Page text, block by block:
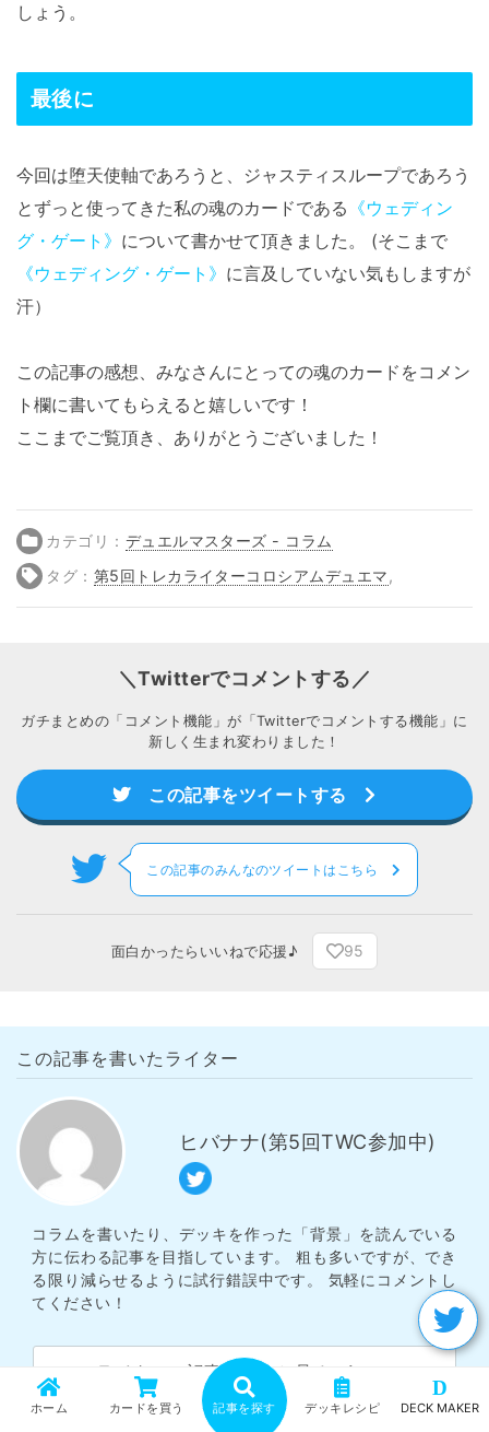
しょう。
最後に
今回は堕天使軸であろうと、ジャスティスループであろう
とずっと使ってきた私の魂のカードである 《ウェディン
グ・ゲート》 について書かせて頂きました。 (そこまで
《ウェディング・ゲート》 に言及していない気もしますが
汗）
この記事の感想、みなさんにとっての魂のカードをコメン
ト欄に書いてもらえると嬉しいです！
ここまでご覧頂き、ありがとうございました！
カテゴリ： デュエルマスターズ - コラム
タグ： 第5回トレカライターコロシアムデュエマ ,
＼Twitterでコメントする／
ガチまとめの「コメント機能」が「Twitterでコメントする機能」に
新しく生まれ変わりました！
この記事をツイートする
この記事のみんなのツイートはこちら
面白かったらいいねで応援♪ 95
この記事を書いたライター
ヒバナナ(第5回TWC参加中)
コラムを書いたり、デッキを作った「背景」を読んでいる
方に伝わる記事を目指しています。 粗も多いですが、でき
る限り減らせるように試行錯誤中です。 気軽にコメントし
てください！
このライターの記事をもっと見る
ホーム カードを買う 記事を探す デッキレシピ
D
DECK MAKER